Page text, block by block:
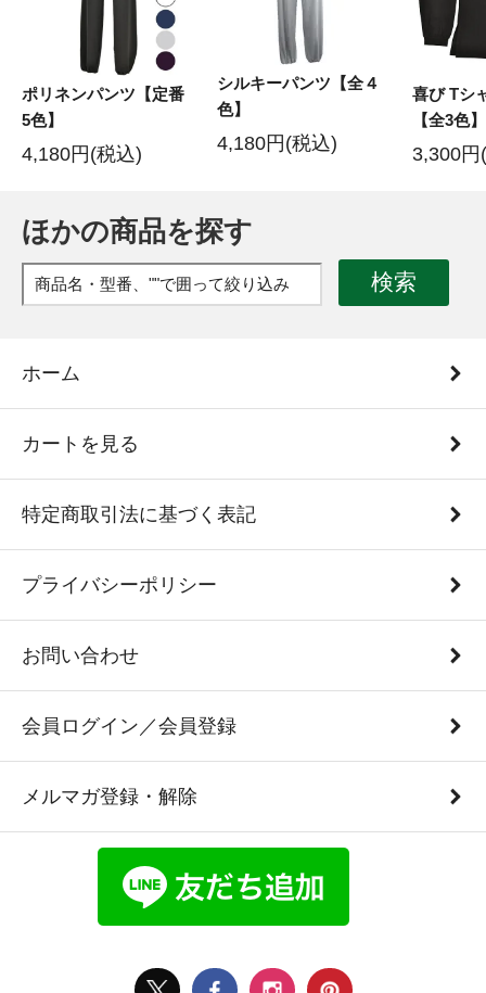
ポリネンパンツ【定番
5色】
4,180円(税込)
シルキーパンツ【全４
色】
4,180円(税込)
喜び Tシ
【全3色】
3,300円
ほかの商品を探す
検索
ホーム
カートを見る
特定商取引法に基づく表記
プライバシーポリシー
お問い合わせ
会員ログイン／会員登録
メルマガ登録・解除